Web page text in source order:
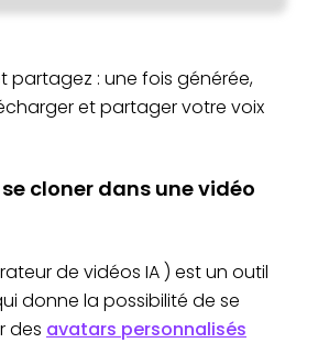
partagez : une fois générée,
et partager votre voix
cloner dans une vidéo
de vidéos IA ) est un outil
donne la possibilité de se
des avatars personnalisés